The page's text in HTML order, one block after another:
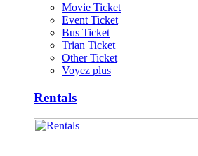
Movie Ticket
Event Ticket
Bus Ticket
Trian Ticket
Other Ticket
Voyez plus
Rentals